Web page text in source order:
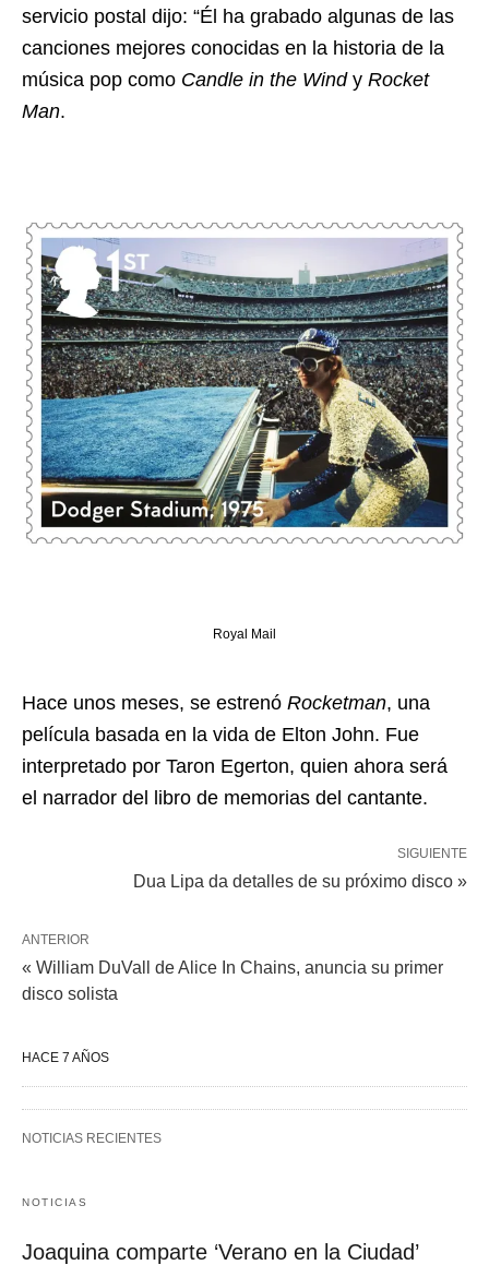
servicio postal dijo: “Él ha grabado algunas de las
canciones mejores conocidas en la historia de la
música pop como Candle in the Windy Rocket
Man.
Royal Mail
Hace unos meses, se estrenó Rocketman, una
película basada en la vida de Elton John. Fue
interpretado por Taron Egerton, quien ahora será
el narrador del libro de memorias del cantante.
SIGUIENTE
Dua Lipa da detalles de su próximo disco »
ANTERIOR
« William DuVall de Alice In Chains, anuncia su primer
disco solista
HACE 7 AÑOS
NOTICIAS RECIENTES
NOTICIAS
Joaquina comparte ‘Verano en la Ciudad’